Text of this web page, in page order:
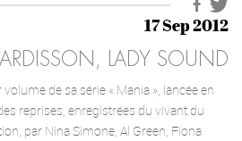
17 Sep 2012
ARDISSON, LADY SOUND
de sa série « Mania », lancée en
reprises, enregistrées du vivant du
par Nina Simone, Al Green, Fiona